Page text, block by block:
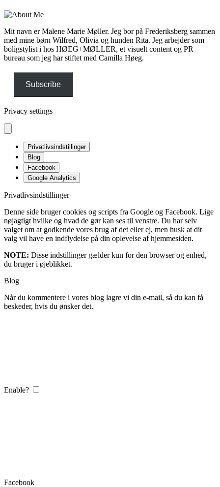
Mit navn er Malene Marie Møller. Jeg bor på Frederiksberg sammen
med mine børn Wilfred, Olivia og hunden Rita. Jeg arbejder som
boligstylist i hos HØEG+MØLLER, et visuelt content og PR
bureau som jeg har stiftet med Camilla Høeg.
Subscribe
Privacy settings
Privatlivsindstillinger
Blog
Facebook
Google Analytics
Privatlivsindstillinger
Denne side bruger cookies og scripts fra Google og Facebook. Lige
nøjagtigt hvilke og hvad de gør kan ses til venstre. Du har selv
valget om at godkende vores brug af det eller ej, men husk at dit
valg vil have en indflydelse på din oplevelse af hjemmesiden.
NOTE: Disse indstillinger gælder kun for den browser og enhed,
du bruger i øjeblikket.
Blog
Når du kommentere i vores blog lagre vi din e-mail, så du kan få
beskeder, hvis du ønsker det.
Enable?
Facebook